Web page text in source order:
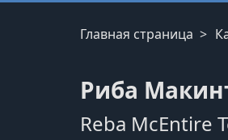
Главная страница
Риба
Reba McEntire